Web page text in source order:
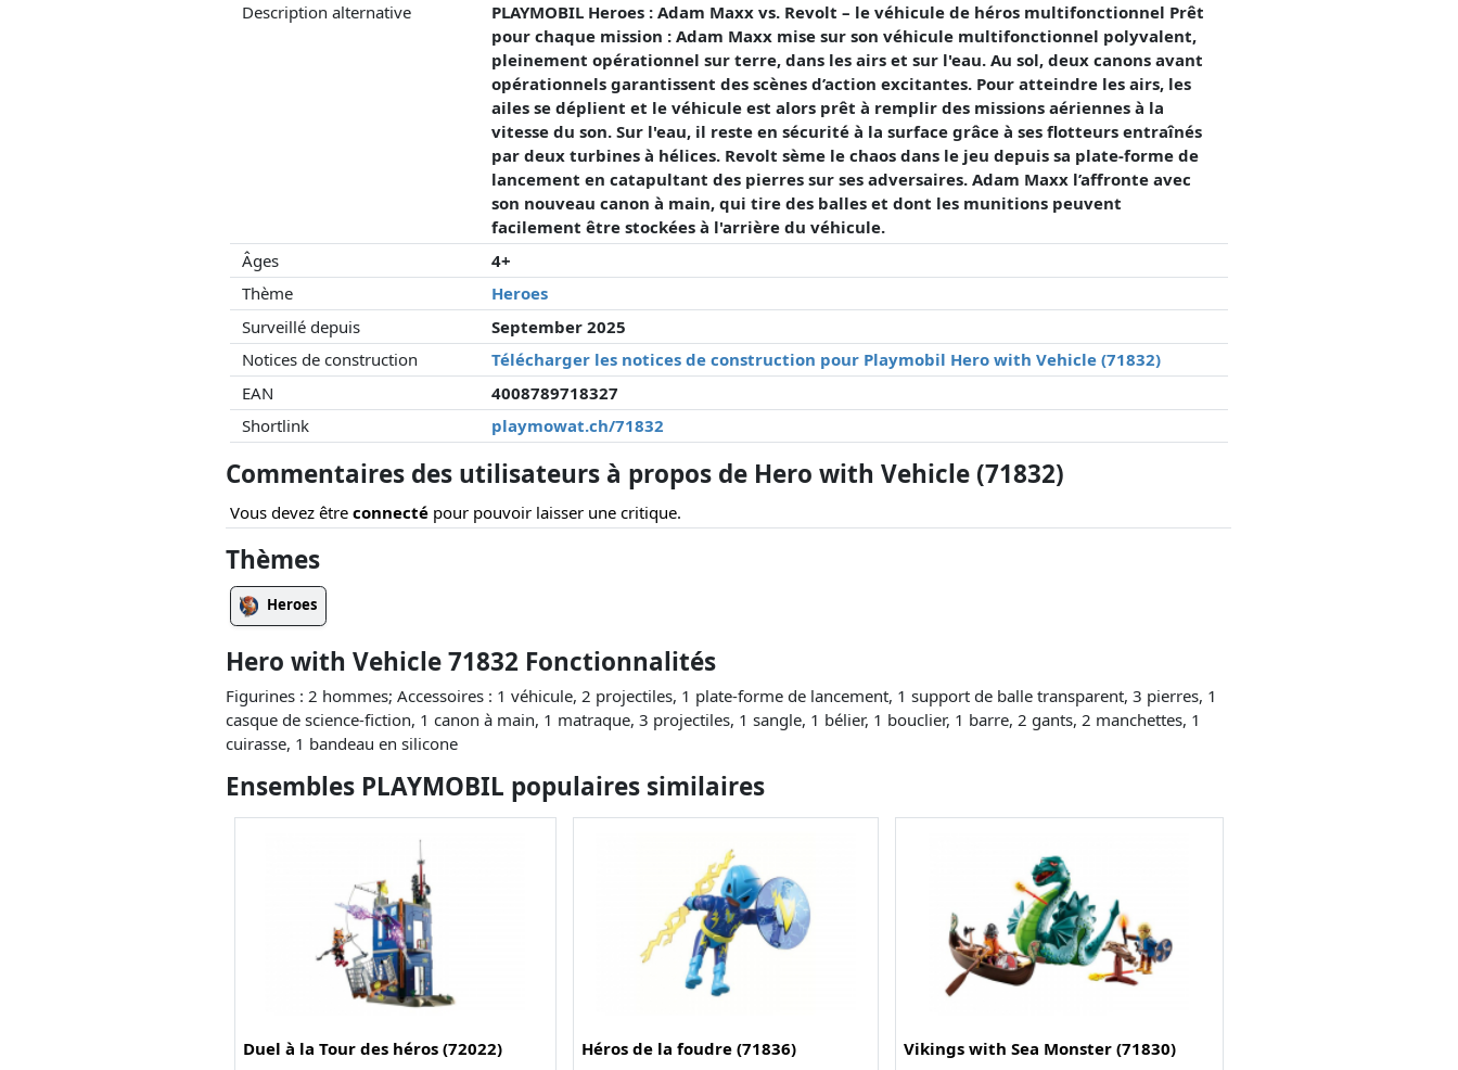
Description alternative
PLAYMOBIL Heroes : Adam Maxx vs. Revolt – le véhicule de héros multifonctionnel Prêt
pour chaque mission : Adam Maxx mise sur son véhicule multifonctionnel polyvalent,
pleinement opérationnel sur terre, dans les airs et sur l'eau. Au sol, deux canons avant
opérationnels garantissent des scènes d’action excitantes. Pour atteindre les airs, les
ailes se déplient et le véhicule est alors prêt à remplir des missions aériennes à la
vitesse du son. Sur l'eau, il reste en sécurité à la surface grâce à ses flotteurs entraînés
par deux turbines à hélices. Revolt sème le chaos dans le jeu depuis sa plate-forme de
lancement en catapultant des pierres sur ses adversaires. Adam Maxx l’affronte avec
son nouveau canon à main, qui tire des balles et dont les munitions peuvent
facilement être stockées à l'arrière du véhicule.
Âges
4+
Thème
Heroes
Surveillé depuis
September 2025
Notices de construction
Télécharger les notices de construction pour Playmobil Hero with Vehicle (71832)
EAN
4008789718327
Shortlink
playmowat.ch/71832
Commentaires des utilisateurs à propos de Hero with Vehicle (71832)
Vous devez être connecté pour pouvoir laisser une critique.
Thèmes
Heroes
Hero with Vehicle 71832 Fonctionnalités
Figurines : 2 hommes; Accessoires : 1 véhicule, 2 projectiles, 1 plate-forme de lancement, 1 support de balle transparent, 3 pierres, 1
casque de science-fiction, 1 canon à main, 1 matraque, 3 projectiles, 1 sangle, 1 bélier, 1 bouclier, 1 barre, 2 gants, 2 manchettes, 1
cuirasse, 1 bandeau en silicone
Ensembles PLAYMOBIL populaires similaires
Duel à la Tour des héros (72022) Héros de la foudre (71836) Vikings with Sea Monster (71830)